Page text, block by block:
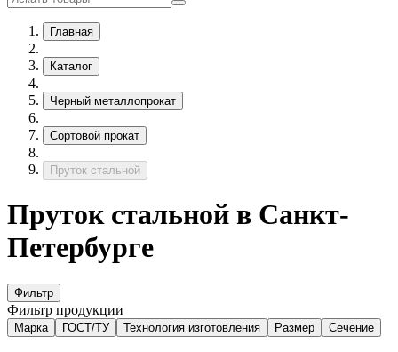
Главная
Каталог
Черный металлопрокат
Сортовой прокат
Пруток стальной
Пруток стальной в Санкт-
Петербурге
Фильтр
Фильтр продукции
Марка ГОСТ/ТУ Технология изготовления Размер Сечение